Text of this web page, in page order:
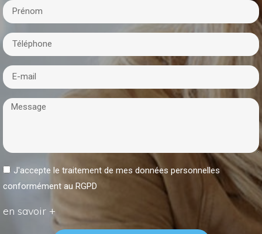
J'accepte le traitement de mes données personnelles
conformément au RGPD
en savoir +